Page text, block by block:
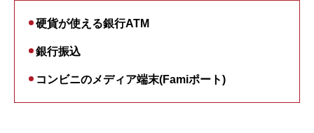
硬貨が使える銀行ATM
銀行振込
コンビニのメディア端末(Famiポート)